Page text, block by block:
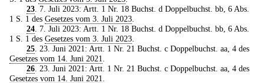
23. 7. Juli 2023: Artt. 1 Nr. 18 Buchst. d Doppelbuchst. bb, 6 Abs.
1 S. 1 des Gesetzes vom 3. Juli 2023.
24. 7. Juli 2023: Artt. 1 Nr. 18 Buchst. d Doppelbuchst. bb, 6 Abs.
1 S. 1 des Gesetzes vom 3. Juli 2023.
25. 23. Juni 2021: Artt. 1 Nr. 21 Buchst. c Doppelbuchst. aa, 4 des
Gesetzes vom 14. Juni 2021.
26. 23. Juni 2021: Artt. 1 Nr. 21 Buchst. c Doppelbuchst. aa, 4 des
Gesetzes vom 14. Juni 2021.